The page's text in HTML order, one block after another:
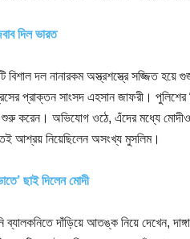
দিল ভারত
বিশাল দল নানারকম অস্ত্রশস্ত্রে সজ্জিত
প্রাক্তন সাংসদ এহসান জাফরী। পুলিশের
করেন। অভিযোগ ওঠে, এঁদের মধ্যে মোদীও
আশ্রয় নিয়েছিলেন অসংখ্য মুসলিম।
ছাই দিলেন মোদী
দাঁড়িয়ে আতঙ্ক নিয়ে দেখেন,